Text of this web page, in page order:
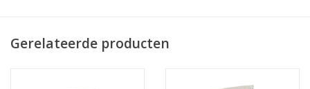
Gerelateerde producten